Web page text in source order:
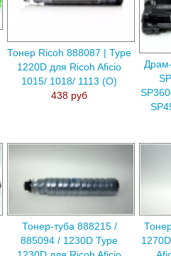
Тонер Ricoh 888087 | Type
1220D для Ricoh Aficio
1015/ 1018/ 1113 (О)
438 руб
Тонер-туба 888215 /
885094 / 1230D Type